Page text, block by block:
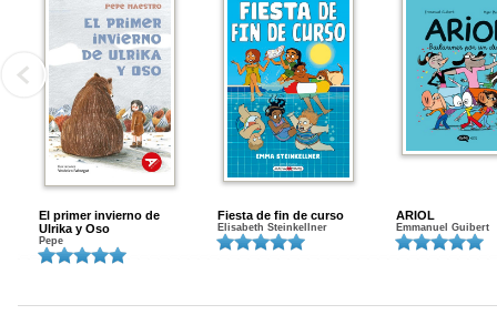
El primer invierno de
Ulrika y Oso
Pepe
Fiesta de fin de curso
Elisabeth Steinkellner
ARIOL
Emmanuel Guibert